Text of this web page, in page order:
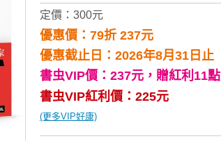
定價：300元
優惠價：79折 237元
優惠截止日：2026年8月31日止
書虫VIP價：237元， 贈紅利11點
書虫VIP紅利價：225元
(更多VIP好康)